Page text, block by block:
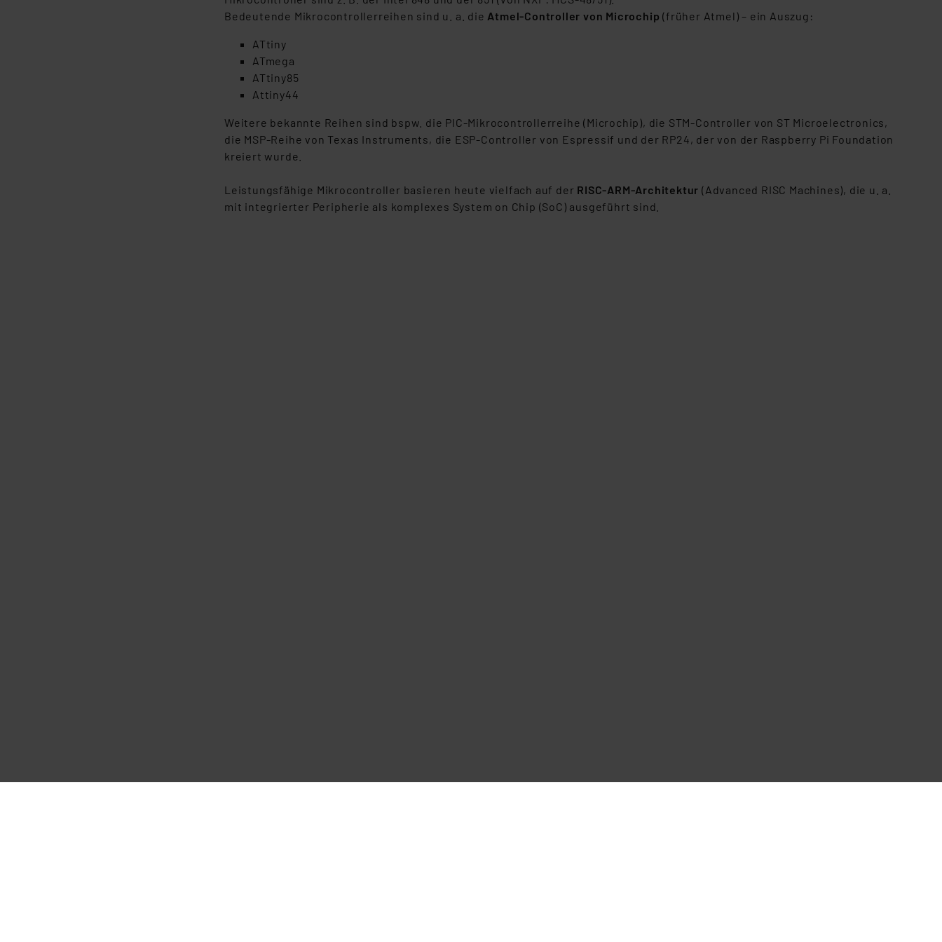
Datenschutzerklärung
Bedeutende Mikrocontrollerreihen sind u. a. die Atmel-Controller von Microchip (früher Atmel) – ein Auszug:
ATtiny
ATmega
ATtiny85
Attiny44
Weitere bekannte Reihen sind bspw. die PIC-Mikrocontrollerreihe (Microchip), die STM-Controller von ST Microelectronics,
die MSP-Reihe von Texas Instruments, die ESP-Controller von Espressif und der RP24, der von der Raspberry Pi Foundation
kreiert wurde.
Leistungsfähige Mikrocontroller basieren heute vielfach auf der RISC-ARM-Architektur (Advanced RISC Machines), die u. a.
mit integrierter Peripherie als komplexes System on Chip (SoC) ausgeführt sind.